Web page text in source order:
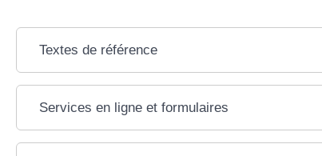
Textes de référence
Services en ligne et formulaires